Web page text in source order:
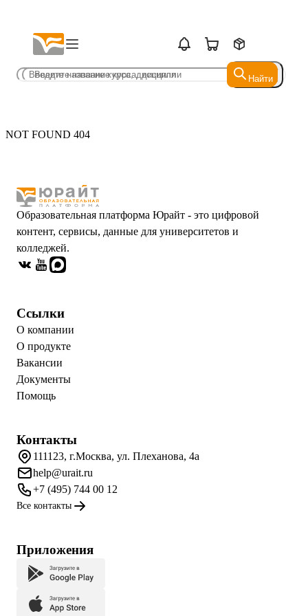
Найти
Найти
NOT FOUND 404
Образовательная платформа Юрайт - это цифровой
контент, сервисы, данные для университетов и
колледжей.
Ссылки
О компании
О продукте
Вакансии
Документы
Помощь
Контакты
111123, г.Москва, ул. Плеханова, 4а
help@urait.ru
+7 (495) 744 00 12
Все контакты
Приложения